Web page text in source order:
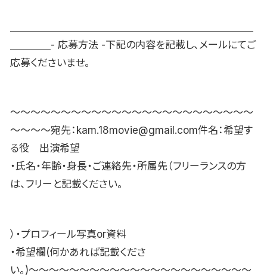
＿＿＿＿- 応募方法 -下記の内容を記載し、メールにてご
応募くださいませ。
〜〜〜〜〜〜〜〜〜〜〜〜〜〜〜〜〜〜〜〜〜〜〜〜
〜〜〜〜宛先：kam.18movie@gmail.com件名：希望す
る役 出演希望
・氏名・年齢・身長・ご連絡先・所属先（フリーランスの方
は、フリーと記載ください。
）・プロフィール写真or資料
・希望欄(何かあれば記載くださ
い。)〜〜〜〜〜〜〜〜〜〜〜〜〜〜〜〜〜〜〜〜〜〜